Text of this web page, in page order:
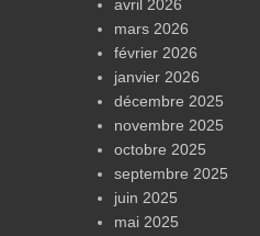
avril 2026
mars 2026
février 2026
janvier 2026
décembre 2025
novembre 2025
octobre 2025
septembre 2025
juin 2025
mai 2025